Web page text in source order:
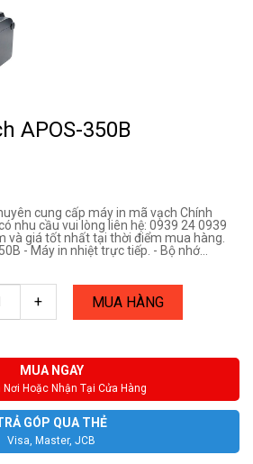
APOS-350B
cung cấp máy in mã vạch Chính
nhu cầu vui lòng liên hệ: 0939 24 0939
và giá tốt nhất tại thời điểm mua hàng.
- Máy in nhiệt trực tiếp. - Bộ nhớ...
+ MUA HÀNG
MUA NGAY
Nơi Hoặc Nhận Tại Cửa Hàng
GÓP QUA THẺ
Visa, Master, JCB